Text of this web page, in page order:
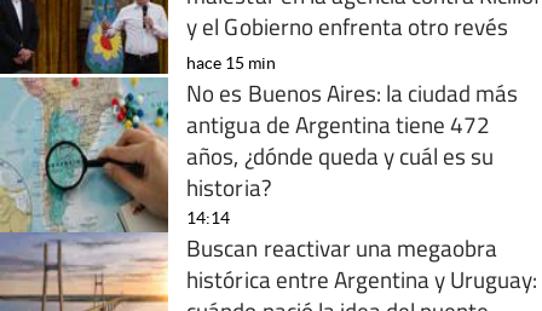
y el Gobierno enfrenta otro revés
hace 15 min
No es Buenos Aires: la ciudad más
antigua de Argentina tiene 472
años, ¿dónde queda y cuál es su
historia?
14:14
Buscan reactivar una megaobra
histórica entre Argentina y Uruguay: